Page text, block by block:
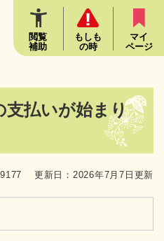
ばして本文へ
閲覧
補助
もしも
の時
マイ
ページ
支払いが始まり
更新日：2026年7月7日更新